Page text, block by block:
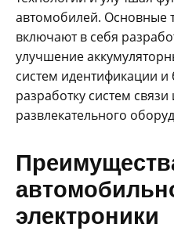
автомобилей. Основные
включают в себя
улучшение
систем идентификации и
разработку систем
развлекательного
электроники